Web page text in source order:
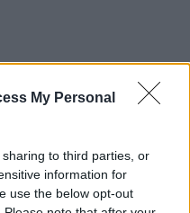
My Personal
to third parties, or
information for
use the below opt-out
20:17